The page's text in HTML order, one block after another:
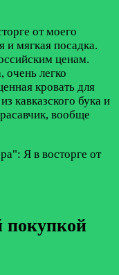
от моего
и мягкая посадка.
ценам.
легко
кровать для
кавказского бука и
вообще
покупкой